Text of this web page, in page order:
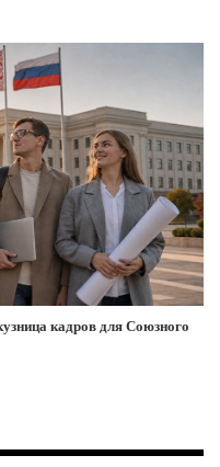
кадров для Союзного